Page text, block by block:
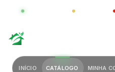
GLOBAL
INÍCIO CATÁLOGO MINHA